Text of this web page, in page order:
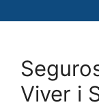
Viver i